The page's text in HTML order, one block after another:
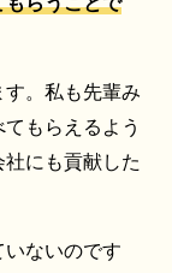
。私も先輩み
もらえるよう
にも貢献した
ないのです